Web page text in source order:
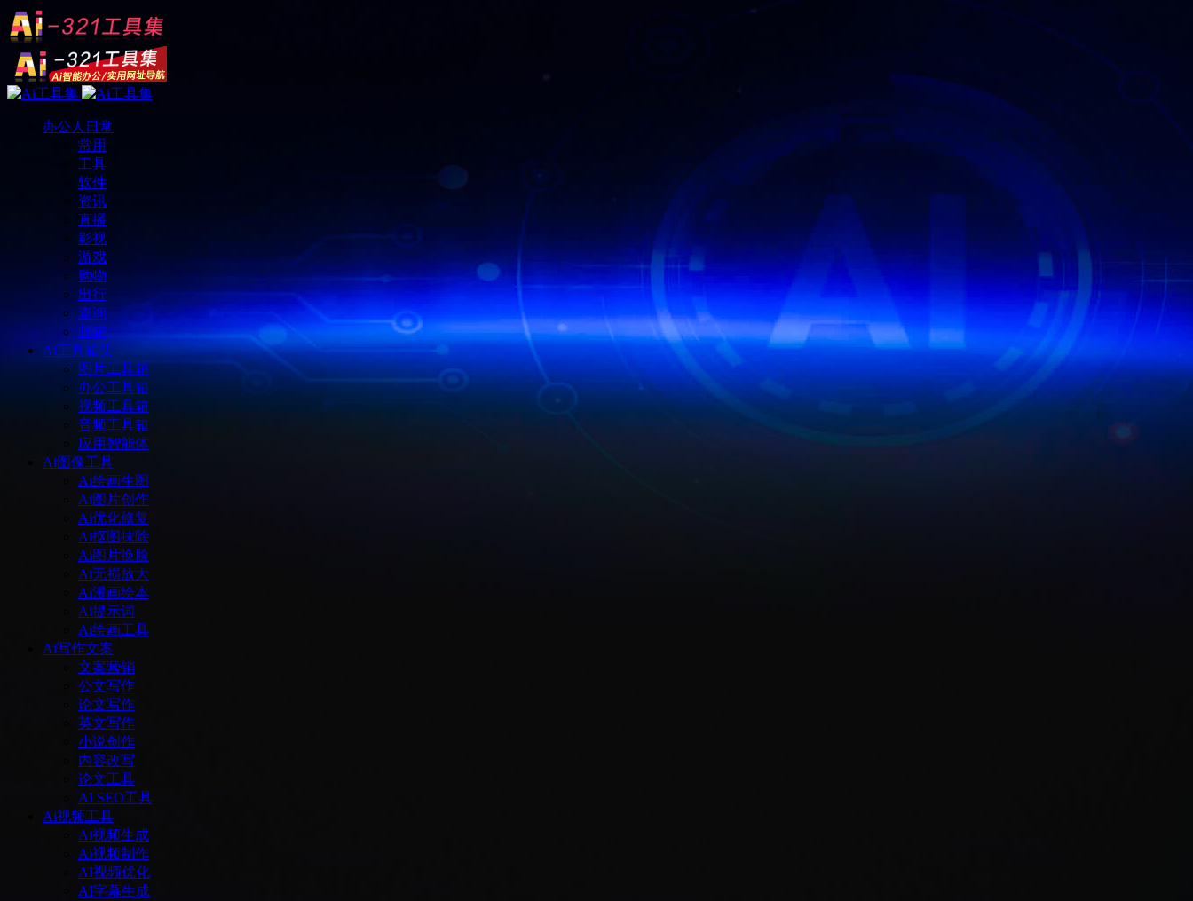
办公人日常
常用
工具
软件
资讯
直播
影视
游戏
购物
出行
查询
邮箱
Ai工具箱集
图片工具箱
办公工具箱
视频工具箱
音频工具箱
应用智能体
Ai图像工具
Ai绘画生图
Ai图片创作
Ai优化修复
Ai抠图抹除
Ai图片换脸
Ai无损放大
Ai漫画绘本
Ai提示词
Ai绘画工具
Ai写作文案
文案营销
公文写作
论文写作
英文写作
小说创作
内容改写
论文工具
AI SEO工具
Ai视频工具
Ai视频生成
Ai视频制作
AI视频优化
AI字幕生成